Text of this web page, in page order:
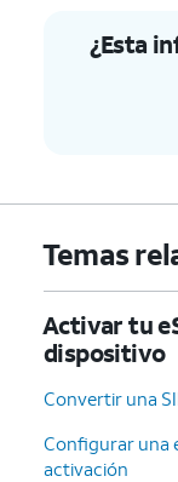
¿Esta
Temas
Activar tu
dispositivo
Convertir una
Configurar una
activación